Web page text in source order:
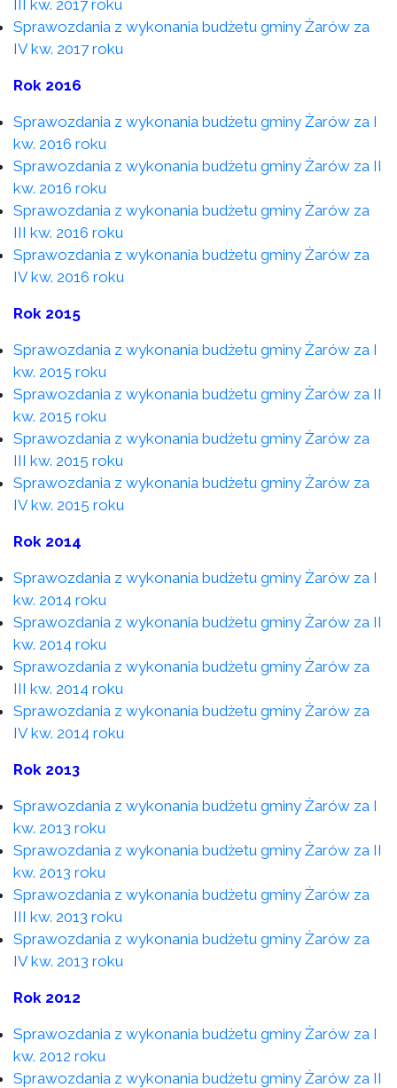
III kw. 2017 roku
Sprawozdania z wykonania budżetu gminy Żarów za
IV kw. 2017 roku
Rok 2016
Sprawozdania z wykonania budżetu gminy Żarów za I
kw. 2016 roku
Sprawozdania z wykonania budżetu gminy Żarów za II
kw. 2016 roku
Sprawozdania z wykonania budżetu gminy Żarów za
III kw. 2016 roku
Sprawozdania z wykonania budżetu gminy Żarów za
IV kw. 2016 roku
Rok 2015
Sprawozdania z wykonania budżetu gminy Żarów za I
kw. 2015 roku
Sprawozdania z wykonania budżetu gminy Żarów za II
kw. 2015 roku
Sprawozdania z wykonania budżetu gminy Żarów za
III kw. 2015 roku
Sprawozdania z wykonania budżetu gminy Żarów za
IV kw. 2015 roku
Rok 2014
Sprawozdania z wykonania budżetu gminy Żarów za I
kw. 2014 roku
Sprawozdania z wykonania budżetu gminy Żarów za II
kw. 2014 roku
Sprawozdania z wykonania budżetu gminy Żarów za
III kw. 2014 roku
Sprawozdania z wykonania budżetu gminy Żarów za
IV kw. 2014 roku
Rok 2013
Sprawozdania z wykonania budżetu gminy Żarów za I
kw. 2013 roku
Sprawozdania z wykonania budżetu gminy Żarów za II
kw. 2013 roku
Sprawozdania z wykonania budżetu gminy Żarów za
III kw. 2013 roku
Sprawozdania z wykonania budżetu gminy Żarów za
IV kw. 2013 roku
Rok 2012
Sprawozdania z wykonania budżetu gminy Żarów za I
kw. 2012 roku
Sprawozdania z wykonania budżetu gminy Żarów za II